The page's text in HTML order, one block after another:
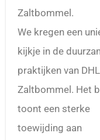
Zaltbommel.
We kregen een
kijkje in de
praktijken van
Zaltbommel. Het
toont een sterke
toewijding aan